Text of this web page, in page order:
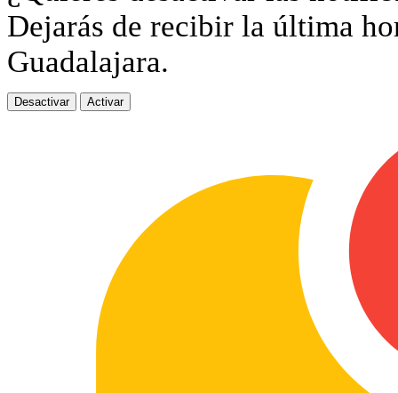
Dejarás de recibir la última
Guadalajara.
Desactivar Activar